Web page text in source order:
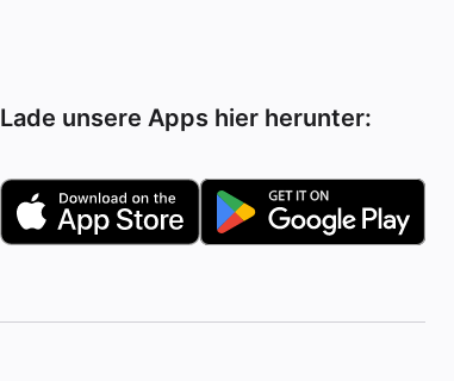
Lade unsere Apps hier herunter: